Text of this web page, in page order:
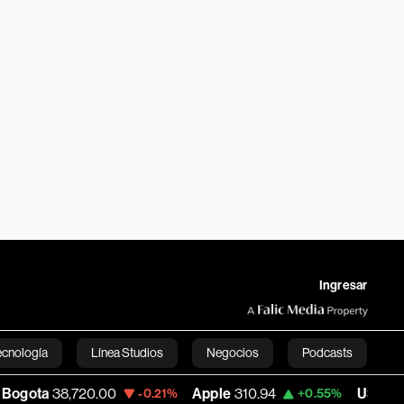
Ingresar
Línea Studios Negocios Podcasts
English-0.21% Apple 310.94 +0.55% USD COP